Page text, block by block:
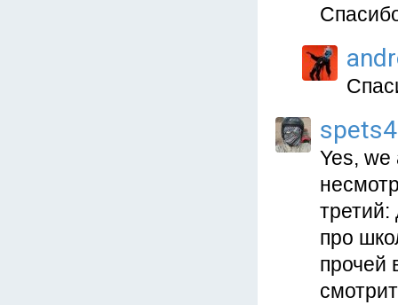
Yes,
про
прочей